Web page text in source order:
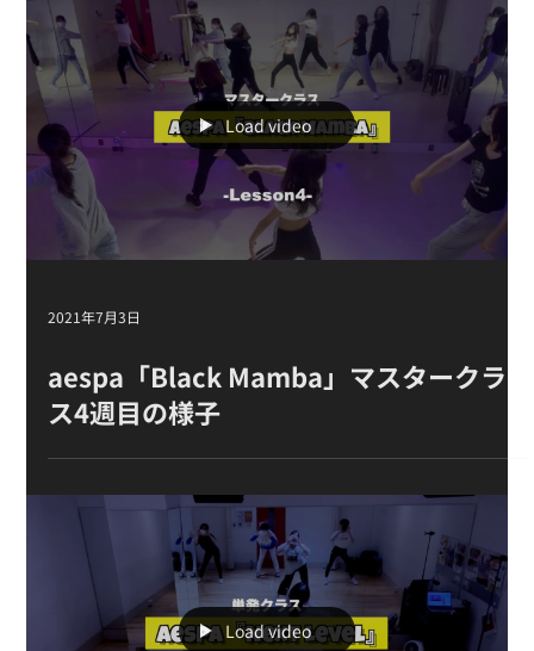
2022年1月26日
NCT × aespa「Zoo」マスタークラス
【レッスン紹介】【TSダンスカンパニ
ー】
Load video
2021年7月3日
aespa「Black Mamba」 マスタークラ